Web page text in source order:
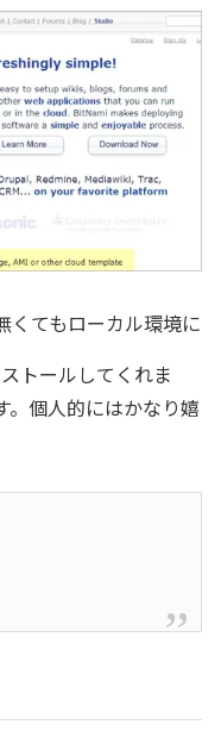
くてもローカル環境に
トールしてくれま
。個人的にはかなり嬉